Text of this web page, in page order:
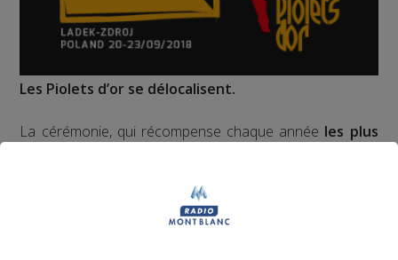
Les Piolets d’or se délocalisent.
La cérémonie, qui récompense chaque année les plus
Mais notre pays n’est pas loin puisqu’un